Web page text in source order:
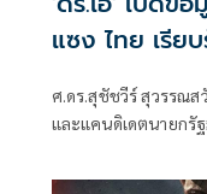
แซง ไทย เรีย
ศ.ดร.สุชัชวีร์ สุวรรณ
และแคนดิเดตนายกรั